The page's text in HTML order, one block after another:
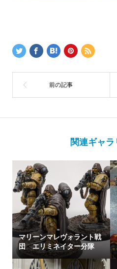
関連ギャ
マリーンマレヴォラント戦
団 エリミネイター分隊